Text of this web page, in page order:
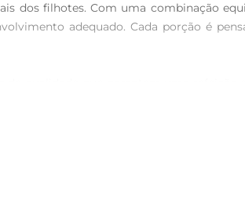
dos filhotes. Com uma combinação
adequado. Cada porção é
momento prazeroso e divertido.